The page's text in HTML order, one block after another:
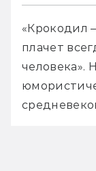
«Крокодил
плачет
человека».